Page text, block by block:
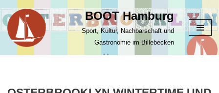
Zum
Inhalt
springen
BOOT Hamburg
Sport, Kultur, Nachbarschaft und
Gastronomie im Billebecken